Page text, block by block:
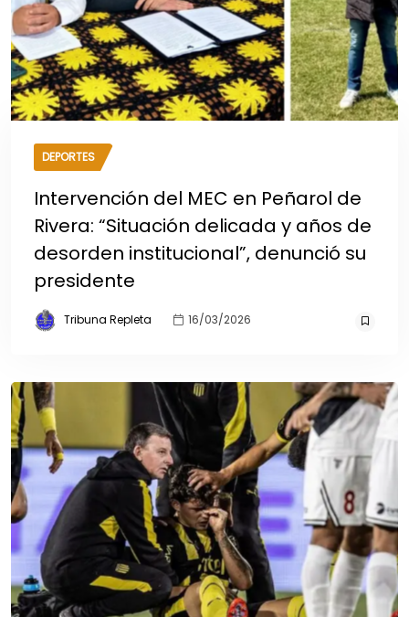
DEPORTES
Intervención del MEC en Peñarol de
Rivera: “Situación delicada y años de
desorden institucional”, denunció su
presidente
Tribuna Repleta 16/03/2026